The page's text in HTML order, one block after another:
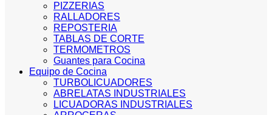
PIZZERIAS
RALLADORES
REPOSTERIA
TABLAS DE CORTE
TERMOMETROS
Guantes para Cocina
Equipo de Cocina
TURBOLICUADORES
ABRELATAS INDUSTRIALES
LICUADORAS INDUSTRIALES